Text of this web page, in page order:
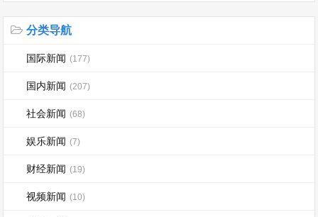
分类导航
国际新闻 (177)
国内新闻 (207)
社会新闻 (68)
娱乐新闻 (7)
财经新闻 (19)
视频新闻 (10)